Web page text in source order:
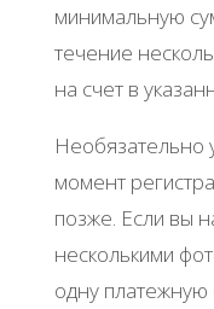
минимальную
течение
на счет в
Необязательно
момент
позже. Если вы
несколькими
одну платежную